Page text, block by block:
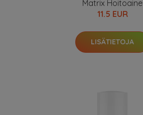
Matrix Hoitoaine
11.5 EUR
LISÄTIETOJA